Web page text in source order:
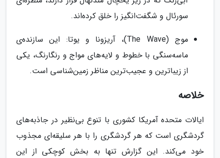
سورئال و شگفت‌انگیز را خلق کرده‌اند.
موج (The Wave)، آریزونا و یوتا: این سازنده‌ی
ماسه‌سنگی با خطوط و لایه‌های مواج و رنگارنگ، یکی
از زیباترین و عجیب‌ترین مناظر زمین‌شناسی است.
خلاصه
ایالات متحده آمریکا کشوری با تنوع بی‌نظیر در جاذبه‌های
گردشگری است که هر گردشگری را با هر سلیقه‌ای مجذوب
خود می‌کند. این گزارش تنها به بخش کوچکی از این